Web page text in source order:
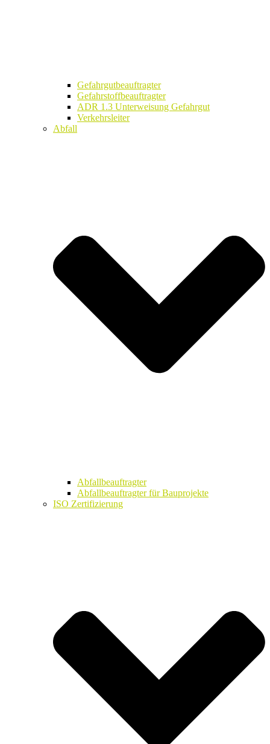
Gefahrgutbeauftragter
Gefahrstoffbeauftragter
ADR 1.3 Unterweisung Gefahrgut
Verkehrsleiter
Abfall
Abfallbeauftragter
Abfallbeauftragter für Bauprojekte
ISO Zertifizierung